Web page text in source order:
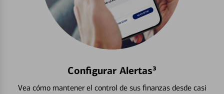
Configurar Alertas³
Vea cómo mantener el control de sus finanzas desde casi